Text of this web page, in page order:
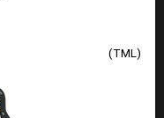
(TML )